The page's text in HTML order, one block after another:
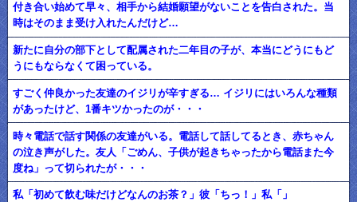
付き合い始めて早々、相手から結婚願望がないことを告白された。当
時はそのまま受け入れたんだけど…
新たに自分の部下として配属された二年目の子が、本当にどうにもど
うにもならなくて困っている。
すごく仲良かった友達のイジリが辛すぎる… イジリにはいろんな種類
があったけど、1番キツかったのが・・・
時々電話で話す関係の友達がいる。電話して話してるとき、赤ちゃん
の泣き声がした。友人「ごめん、子供が起きちゃったから電話また今
度ね」って切られたが・・・
私「初めて飲む味だけどなんのお茶？」彼「ちっ！」私「」